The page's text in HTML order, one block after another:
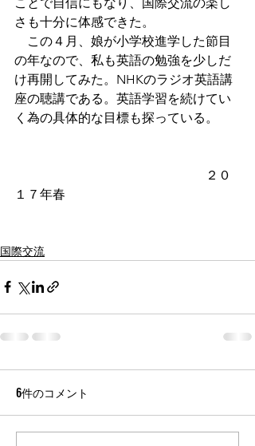
さも十分に体感できた。
この４月、娘が小学校進学した節目
の年なので、私も英語の勉強を少しだ
け再開してみた。NHKのラジオ英語講
座の聴講である。英語学習を続けてい
く為の具体的な目標も探っている。
２０
１７年春
国際交流
6件のコメント